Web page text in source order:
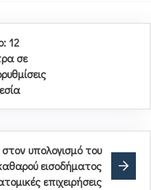
12
σε
υπολογισμό του
εισοδήματος
επιχειρήσεις